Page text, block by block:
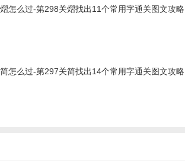
怎么过-第298关熠找出11个常用字通关图文攻略
怎么过-第297关简找出14个常用字通关图文攻略